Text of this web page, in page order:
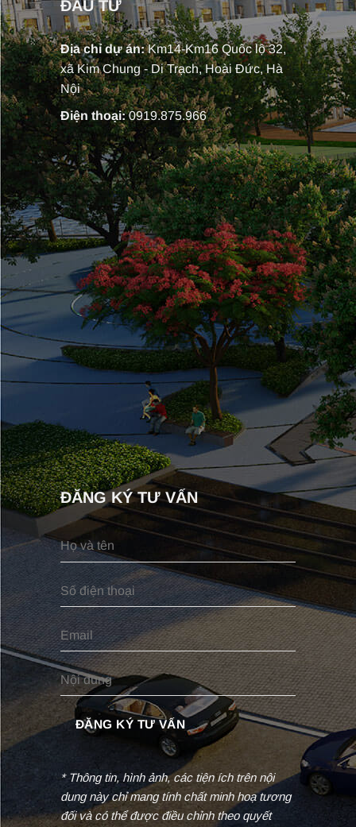
ĐẦU TƯ
Địa chỉ dự án:Km14-Km16 Quốc lộ 32,
xã Kim Chung - Di Trạch, Hoài Đức, Hà
Nội
Điện thoại:0919.875.966
ĐĂNG KÝ TƯ VẤN
* Thông tin, hình ảnh, các tiện ích trên nội
dung này chỉ mang tính chất minh hoạ tương
đối và có thể được điều chỉnh theo quyết